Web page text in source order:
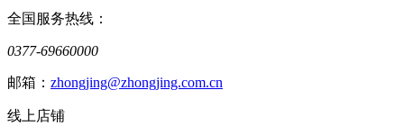
全国服务热线：
0377-69660000
邮箱： zhongjing@zhongjing.com.cn
线上店铺